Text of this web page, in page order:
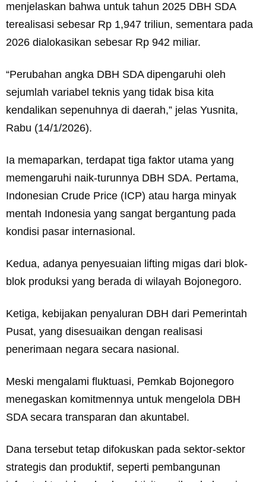
menjelaskan bahwa untuk tahun 2025 DBH SDA
terealisasi sebesar Rp 1,947 triliun, sementara pada
2026 dialokasikan sebesar Rp 942 miliar.
“Perubahan angka DBH SDA dipengaruhi oleh
sejumlah variabel teknis yang tidak bisa kita
kendalikan sepenuhnya di daerah,” jelas Yusnita,
Rabu (14/1/2026).
Ia memaparkan, terdapat tiga faktor utama yang
memengaruhi naik-turunnya DBH SDA. Pertama,
Indonesian Crude Price (ICP) atau harga minyak
mentah Indonesia yang sangat bergantung pada
kondisi pasar internasional.
Kedua, adanya penyesuaian lifting migas dari blok-
blok produksi yang berada di wilayah Bojonegoro.
Ketiga, kebijakan penyaluran DBH dari Pemerintah
Pusat, yang disesuaikan dengan realisasi
penerimaan negara secara nasional.
Meski mengalami fluktuasi, Pemkab Bojonegoro
menegaskan komitmennya untuk mengelola DBH
SDA secara transparan dan akuntabel.
Dana tersebut tetap difokuskan pada sektor-sektor
strategis dan produktif, seperti pembangunan